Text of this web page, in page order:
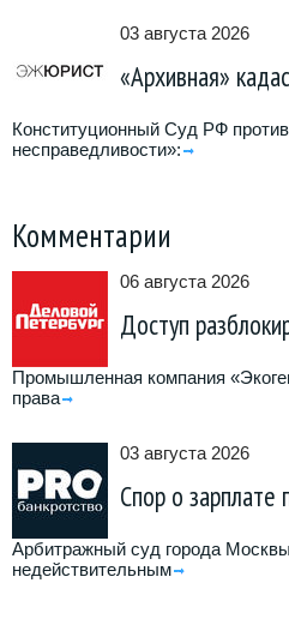
03 августа 2026
«Архивная»
Конституционный Суд РФ
несправедливости»:
Комментарии
06 августа 2026
Доступ
Промышленная компания
права
03 августа 2026
Спор о зарплате
Арбитражный суд города
недействительным